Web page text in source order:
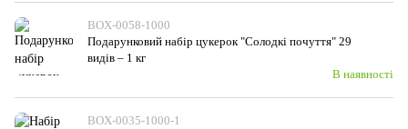
BOX-0058-1000
Подарунковий набір цукерок "Солодкі почуття" 29
видів – 1 кг
В наявності
BOX-0035-1000-1